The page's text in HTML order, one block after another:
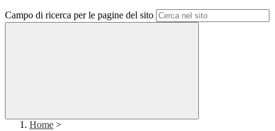
Campo di ricerca per le pagine del sito
Home >